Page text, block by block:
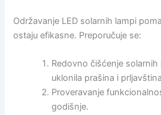
Održavanje LED solarnih lampi
ostaju efikasne. Preporučuje se:
Redovno čišćenje
uklonila prašina i
Proveravanje
godišnje.